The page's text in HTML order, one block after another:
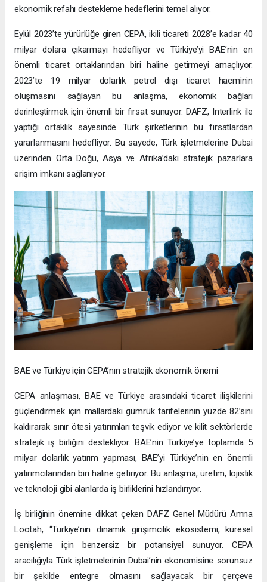
ekonomik refahı destekleme hedeflerini temel alıyor.
Eylül 2023’te yürürlüğe giren CEPA, ikili ticareti 2028’e kadar 40
milyar dolara çıkarmayı hedefliyor ve Türkiye’yi BAE’nin en
önemli ticaret ortaklarından biri haline getirmeyi amaçlıyor.
2023’te 19 milyar dolarlık petrol dışı ticaret hacminin
oluşmasını sağlayan bu anlaşma, ekonomik bağları
derinleştirmek için önemli bir fırsat sunuyor. DAFZ, Interlink ile
yaptığı ortaklık sayesinde Türk şirketlerinin bu fırsatlardan
yararlanmasını hedefliyor. Bu sayede, Türk işletmelerine Dubai
üzerinden Orta Doğu, Asya ve Afrika’daki stratejik pazarlara
erişim imkanı sağlanıyor.
BAE ve Türkiye için CEPA’nın stratejik ekonomik önemi
CEPA anlaşması, BAE ve Türkiye arasındaki ticaret ilişkilerini
güçlendirmek için mallardaki gümrük tarifelerinin yüzde 82’sini
kaldırarak sınır ötesi yatırımları teşvik ediyor ve kilit sektörlerde
stratejik iş birliğini destekliyor. BAE’nin Türkiye’ye toplamda 5
milyar dolarlık yatırım yapması, BAE’yi Türkiye’nin en önemli
yatırımcılarından biri haline getiriyor. Bu anlaşma, üretim, lojistik
ve teknoloji gibi alanlarda iş birliklerini hızlandırıyor.
İş birliğinin önemine dikkat çeken DAFZ Genel Müdürü Amna
Lootah, “Türkiye’nin dinamik girişimcilik ekosistemi, küresel
genişleme için benzersiz bir potansiyel sunuyor. CEPA
aracılığıyla Türk işletmelerinin Dubai’nin ekonomisine sorunsuz
bir şekilde entegre olmasını sağlayacak bir çerçeve